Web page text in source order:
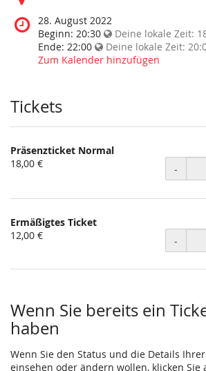
diese
Veranstaltung
statt?
Wann
findet
diese
Veranstaltung
28. August 2022
Beginn: 20:30 Deine lokale Zeit:
Ende: 22:00 Deine lokale Zeit:
Zum Kalender hinzufügen
Tickets
Präsenzticket Normal
18,00 €
-
Ermäßigtes Ticket
12,00 €
-
Wenn Sie bereits ein
haben
Wenn Sie den Status und die Details
einsehen oder ändern wollen, klicken